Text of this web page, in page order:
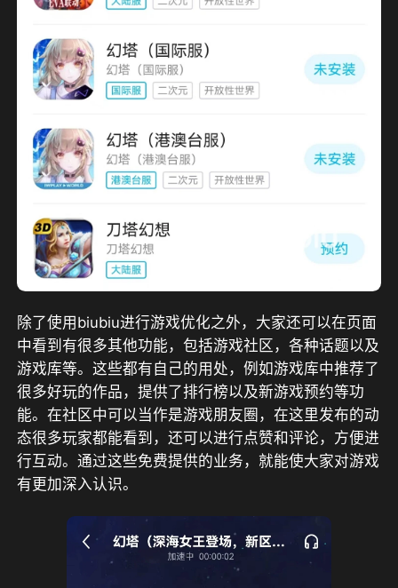
除了使用biubiu进行游戏优化之外，大家还可以在页面
中看到有很多其他功能，包括游戏社区，各种话题以及
游戏库等。这些都有自己的用处，例如游戏库中推荐了
很多好玩的作品，提供了排行榜以及新游戏预约等功
能。在社区中可以当作是游戏朋友圈，在这里发布的动
态很多玩家都能看到，还可以进行点赞和评论，方便进
行互动。通过这些免费提供的业务，就能使大家对游戏
有更加深入认识。